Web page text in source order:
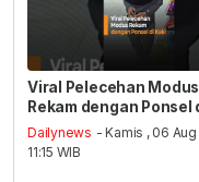
Viral Pelecehan Modus
Rekam dengan Ponsel
Dailynews - Kamis , 06
11:15 WIB